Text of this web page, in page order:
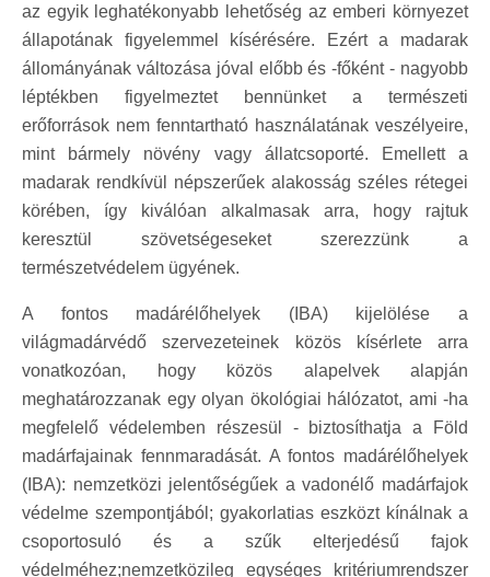
az egyik leghatékonyabb lehetőség az emberi környezet
állapotának figyelemmel kísérésére. Ezért a madarak
állományának változása jóval előbb és -főként - nagyobb
léptékben figyelmeztet bennünket a természeti
erőforrások nem fenntartható használatának veszélyeire,
mint bármely növény vagy állatcsoporté. Emellett a
madarak rendkívül népszerűek alakosság széles rétegei
körében, így kiválóan alkalmasak arra, hogy rajtuk
keresztül szövetségeseket szerezzünk a
természetvédelem ügyének.
A fontos madárélőhelyek (IBA) kijelölése a
világmadárvédő szervezeteinek közös kísérlete arra
vonatkozóan, hogy közös alapelvek alapján
meghatározzanak egy olyan ökológiai hálózatot, ami -ha
megfelelő védelemben részesül - biztosíthatja a Föld
madárfajainak fennmaradását. A fontos madárélőhelyek
(IBA): nemzetközi jelentőségűek a vadonélő madárfajok
védelme szempontjából; gyakorlatias eszközt kínálnak a
csoportosuló és a szűk elterjedésű fajok
védelméhez;nemzetközileg egységes kritériumrendszer